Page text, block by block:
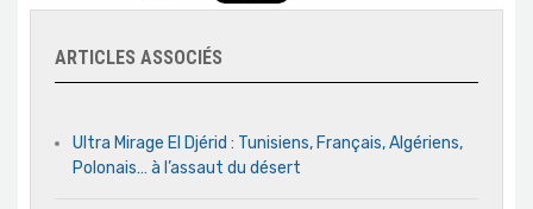
ARTICLES ASSOCIÉS
Ultra Mirage El Djérid : Tunisiens, Français, Algériens,
Polonais… à l’assaut du désert